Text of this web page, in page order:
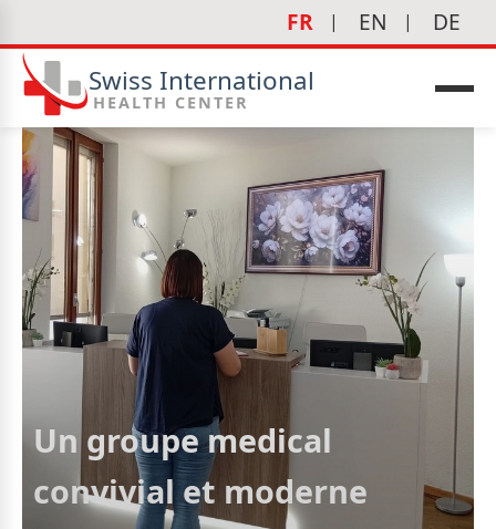
FR EN DE
Swiss International
HEALTH CENTER
Un groupe medical
convivial et moderne